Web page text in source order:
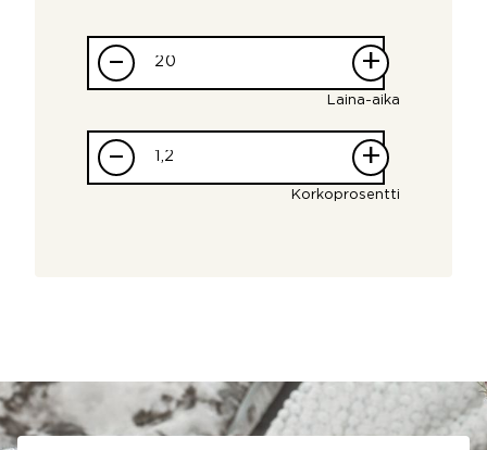
– +
Laina-aika
– +
Korkoprosentti